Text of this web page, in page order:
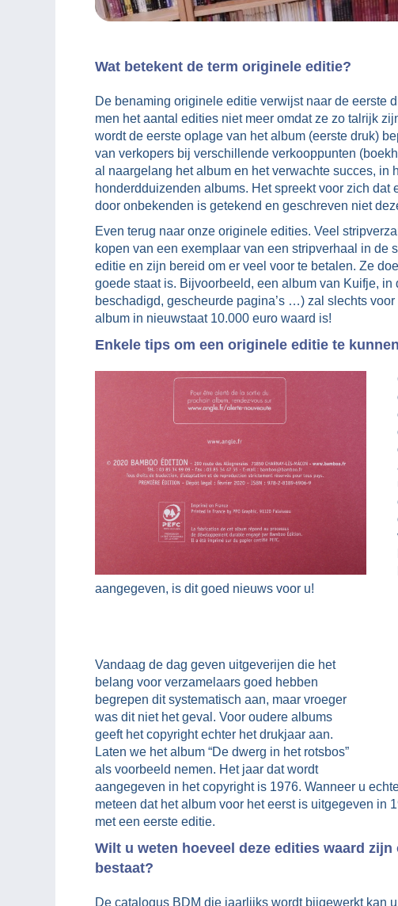
Wat betekent de term originele editie?
De benaming originele editie verwijst naar de eerste
men het aantal edities niet meer omdat ze zo talrijk
wordt de eerste oplage van het album (eerste druk)
van verkopers bij verschillende verkooppunten
al naargelang het album en het verwachte succes, in
honderdduizenden albums. Het spreekt voor zich
door onbekenden is getekend en geschreven niet
Even terug naar onze originele edities. Veel
kopen van een exemplaar van een stripverhaal in de
editie en zijn bereid om er veel voor te betalen. Ze
goede staat is. Bijvoorbeeld, een album van Kuifje,
beschadigd, gescheurde pagina’s …) zal slechts
album in nieuwstaat 10.000 euro waard is!
Enkele tips om een originele editie te
aangegeven, is dit goed nieuws voor u!
Vandaag de dag geven uitgeverijen die het
belang voor verzamelaars goed hebben
begrepen dit systematisch aan, maar vroeger
was dit niet het geval. Voor oudere albums
geeft het copyright echter het drukjaar aan.
Laten we het album “De dwerg in het rotsbos”
als voorbeeld nemen. Het jaar dat wordt
aangegeven in het copyright is 1976. Wanneer u
meteen dat het album voor het eerst is uitgegeven in
met een eerste editie.
Wilt u weten hoeveel deze edities waard
bestaat?
De catalogus BDM die jaarlijks wordt bijgewerkt kan